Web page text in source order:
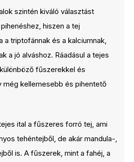
szintén kiváló választást
hiszen a tej
triptofánnak és a kalciumnak,
a jó alváshoz. Ráadásul a tejes
fűszerekkel és
még kellemesebb és pihentető
ital a fűszeres forró tej, ami
tehéntejből, de akár mandula-,
is. A fűszerek, mint a fahéj, a